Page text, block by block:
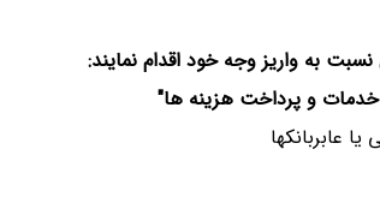
به واريز وجه خود اقدام نمايند: